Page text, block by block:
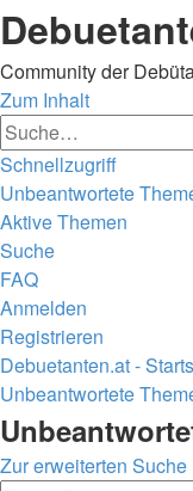
Community der
Zum Inhalt
Schnellzugriff
Unbeantwortete
Aktive Themen
Suche
FAQ
Anmelden
Registrieren
Debuetanten.at -
Unbeantwortete
Suche
Zur erweiterten Suche